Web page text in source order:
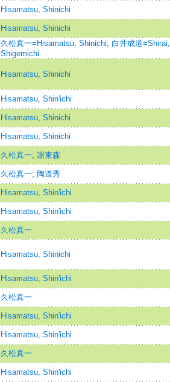
Hisamatsu, Shinichi
Hisamatsu, Shinichi
久松真一=Hisamatsu, Shinichi; 白井成道=Shirai,
Shigemichi
Hisamatsu, Shinichi
Hisamatsu, Shin'ichi
Hisamatsu, Shinichi
Hisamatsu, Shinichi
久松真一; 謝東森
久松真一; 陶道秀
Hisamatsu, Shin'ichi
Hisamatsu, Shin'ichi
久松真一
Hisamatsu, Shinichi
Hisamatsu, Shin'ichi
久松真一
Hisamatsu, Shin'ichi
Hisamatsu, Shin'ichi
久松真一
Hisamatsu, Shin'ichi